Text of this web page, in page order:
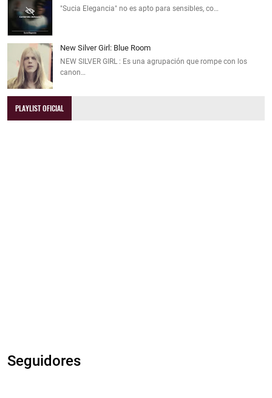
"Sucia Elegancia" no es apto para sensibles, co…
New Silver Girl: Blue Room
NEW SILVER GIRL : Es una agrupación que rompe con los
canon…
PLAYLIST OFICIAL
Seguidores